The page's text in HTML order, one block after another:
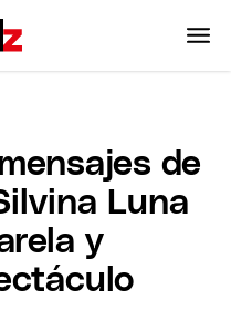
de
Luna
y